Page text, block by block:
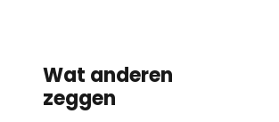
Wat anderen
zeggen